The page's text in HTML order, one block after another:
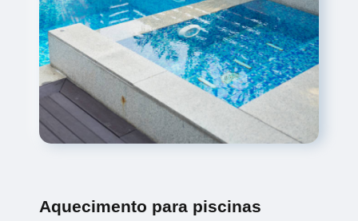
Aquecimento para piscinas